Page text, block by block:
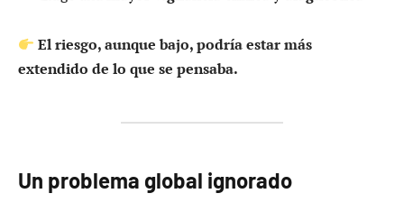
El riesgo, aunque bajo, podría estar más
extendido de lo que se pensaba.
Un problema global ignorado